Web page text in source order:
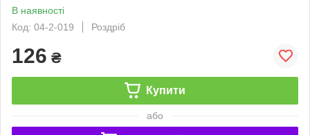
В наявності
Код: 04-2-019
Роздріб
126 ₴
Купити
або